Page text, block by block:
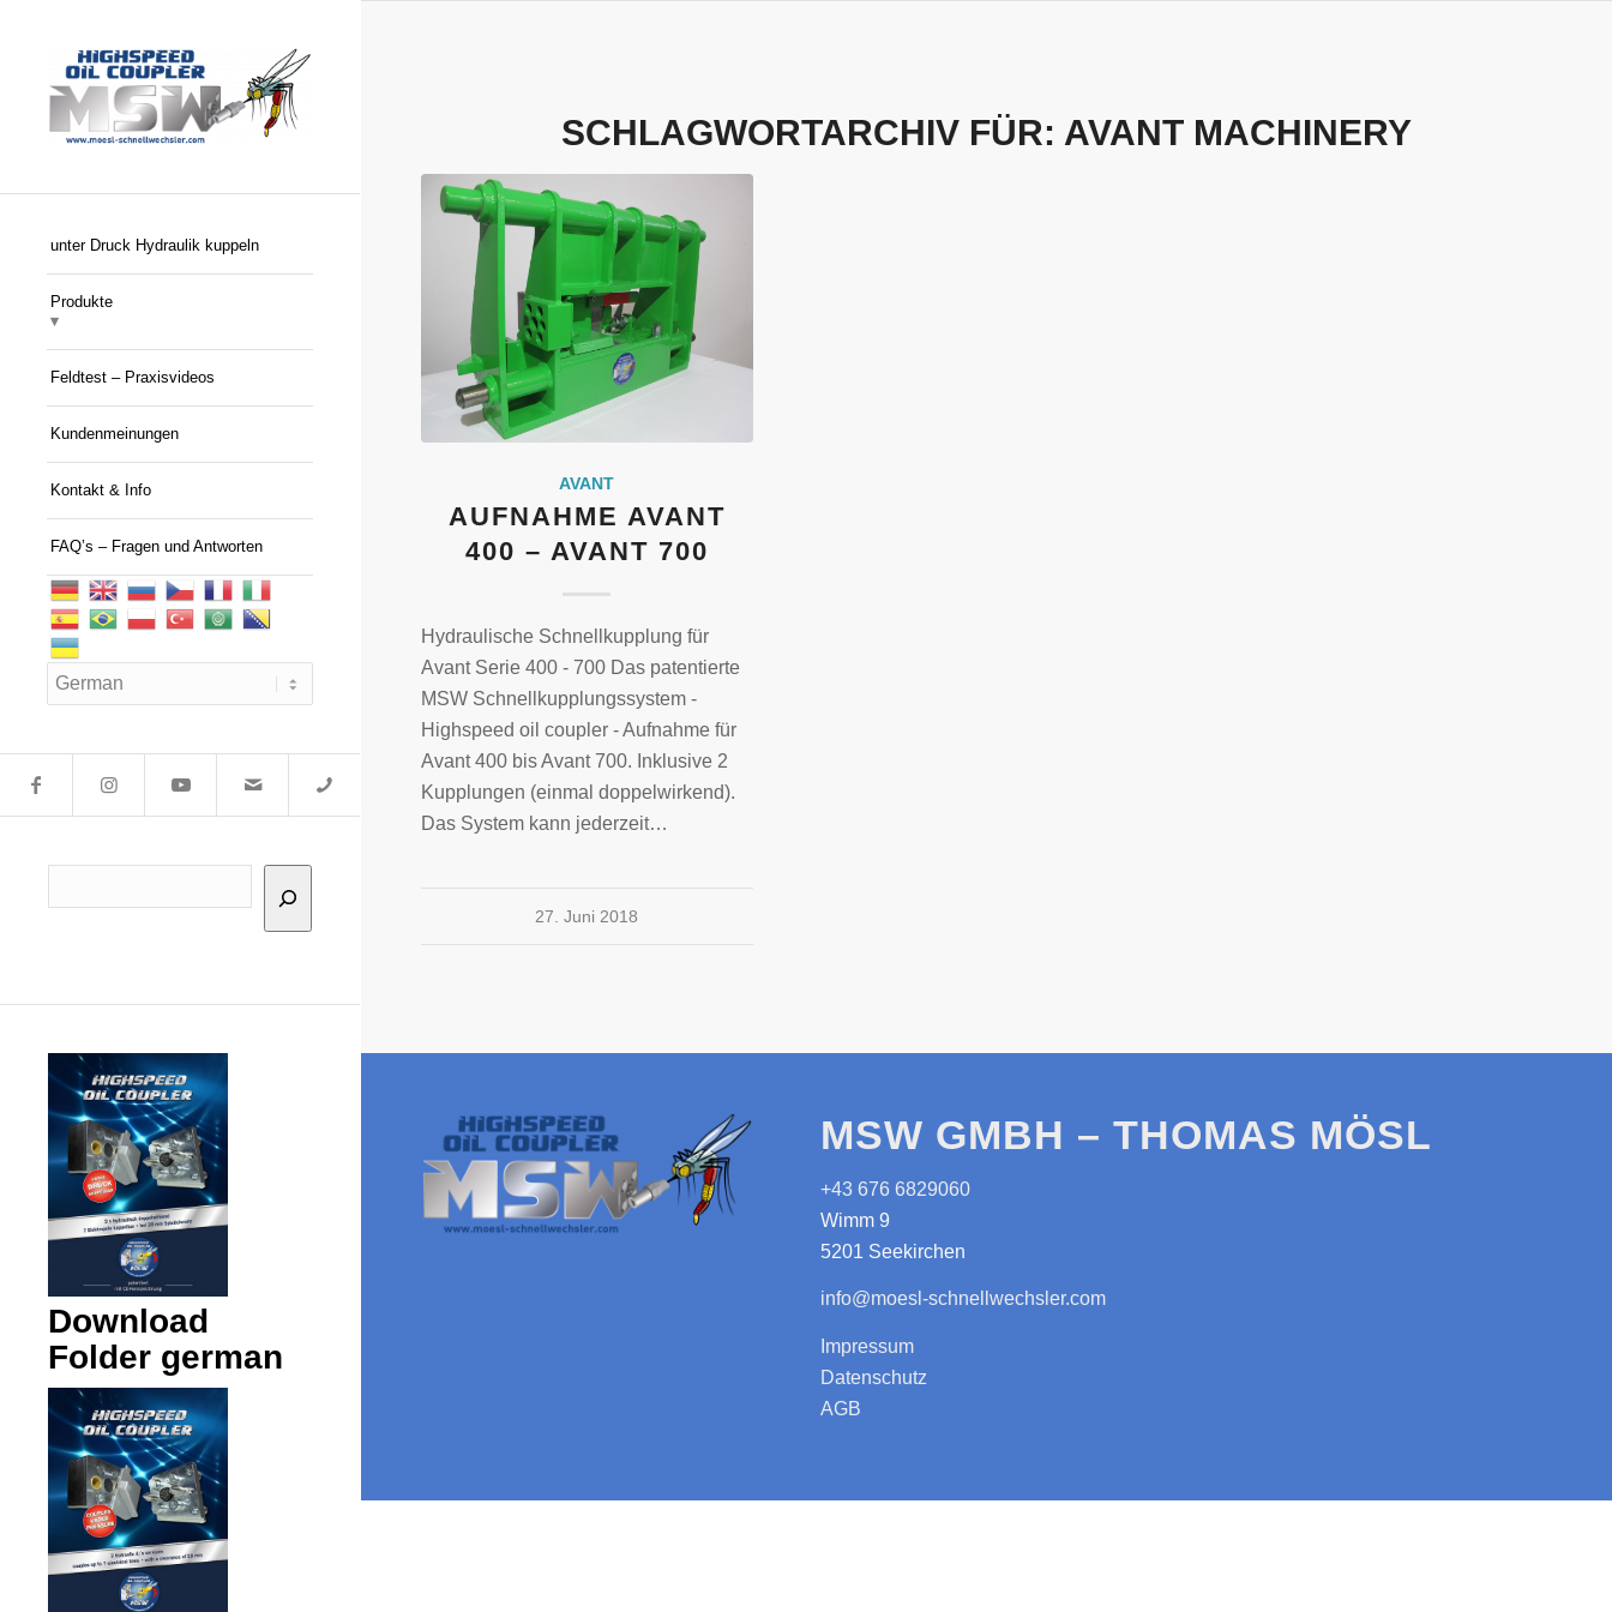
unter Druck Hydraulik kuppeln
Produkte
Feldtest – Praxisvideos
Kundenmeinungen
Kontakt & Info
FAQ’s – Fragen und Antworten
Download
Folder german
SCHLAGWORTARCHIV FÜR: AVANT MACHINERY
AVANT
AUFNAHME AVANT
400 – AVANT 700
Hydraulische Schnellkupplung für
Avant Serie 400 - 700 Das patentierte
MSW Schnellkupplungssystem -
Highspeed oil coupler - Aufnahme für
Avant 400 bis Avant 700. Inklusive 2
Kupplungen (einmal doppelwirkend).
Das System kann jederzeit…
27. Juni 2018
MSW GMBH – THOMAS MÖSL
+43 676 6829060
Wimm 9
5201 Seekirchen
info@moesl-schnellwechsler.com
Impressum
Datenschutz
AGB